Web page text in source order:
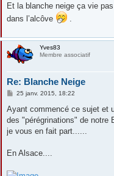
Et la blanche neige ça vie pas
dans l’alcôve
Yves83
Membre associatif
Re: Blanche Neige
M
s
s
a
g
25 janv. 2015, 18:22
Ayant commencé ce sujet et
des "pérégrinations" de notre
je vous en fait part......
En Alsace....